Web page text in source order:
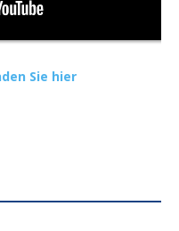
Sie hier